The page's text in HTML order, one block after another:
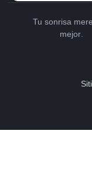
Tu sonrisa
mejor